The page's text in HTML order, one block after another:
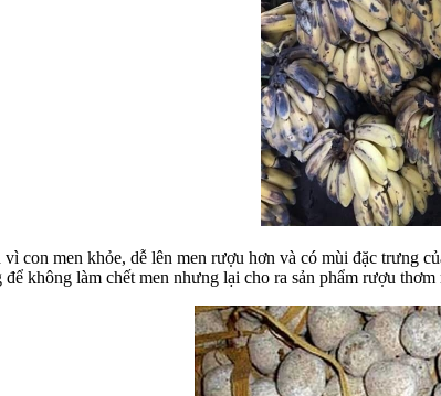
con men khỏe, dễ lên men rượu hơn và có mùi đặc trưng
không làm chết men nhưng lại cho ra sản phẩm rượu